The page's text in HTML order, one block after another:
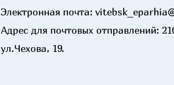
Электронная почта:
Адрес для почтовых отправлений:
ул.Чехова, 19.